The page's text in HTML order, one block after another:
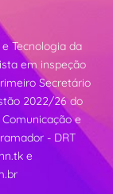
Tecnologia da
em inspeção
Secretário
2022/26 do
e
- DRT
e